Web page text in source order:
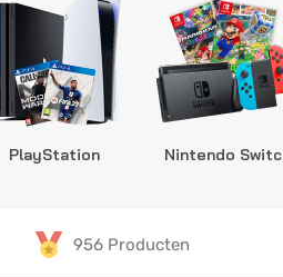
PlayStation Nintendo
956 Producten